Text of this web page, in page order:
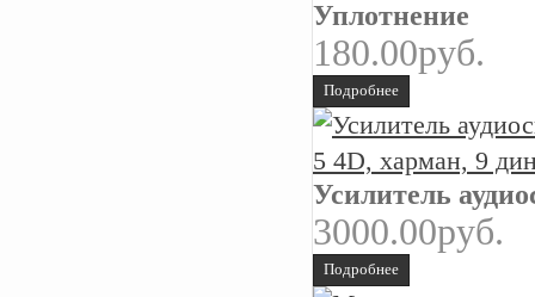
Уплотнение
180.00руб.
Подробнее
Усилитель
3000.00руб.
Подробнее